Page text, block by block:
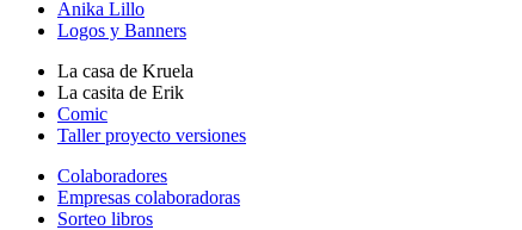
Anika Lillo
Logos y Banners
La casa de Kruela
La casita de Erik
Comic
Taller proyecto versiones
Colaboradores
Empresas colaboradoras
Sorteo libros